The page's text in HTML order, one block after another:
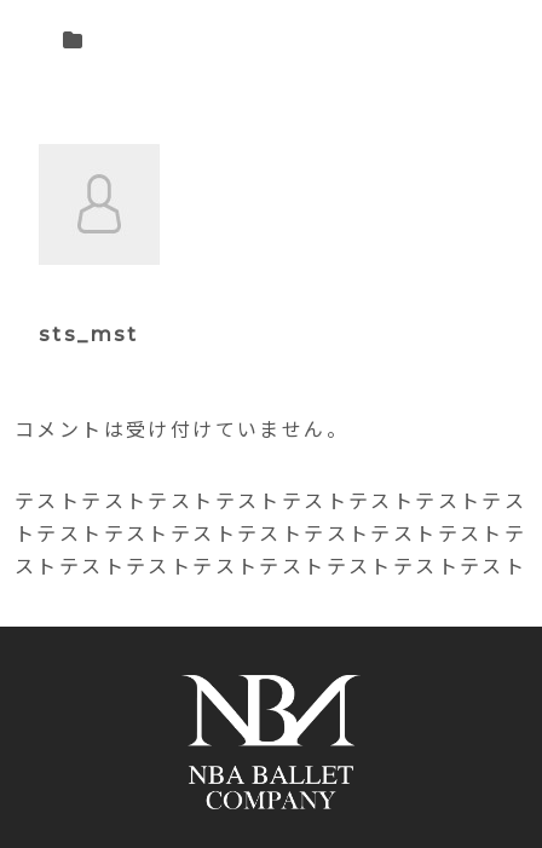
sts_mst
コメントは受け付けていません。
テストテストテストテストテストテストテストテス
トテストテストテストテストテストテストテストテ
ストテストテストテストテストテストテストテスト